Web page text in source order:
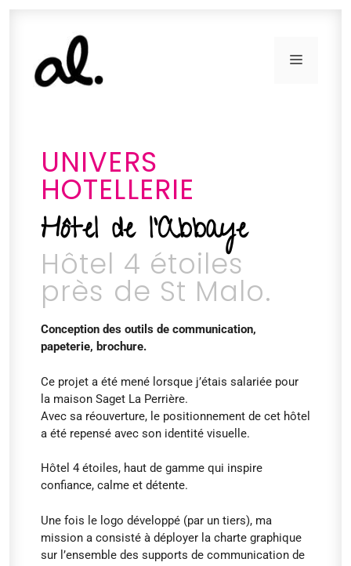
UNIVERS
HOTELLERIE
Hôtel de l'Abbaye
Hôtel 4 étoiles
près de St Malo.
Conception des outils de communication,
papeterie, brochure.
Ce projet a été mené lorsque j’étais salariée pour
la maison Saget La Perrière.
Avec sa réouverture, le positionnement de cet hôtel
a été repensé avec son identité visuelle.
Hôtel 4 étoiles, haut de gamme qui inspire
confiance, calme et détente.
Une fois le logo développé (par un tiers), ma
mission a consisté à déployer la charte graphique
sur l’ensemble des supports de communication de